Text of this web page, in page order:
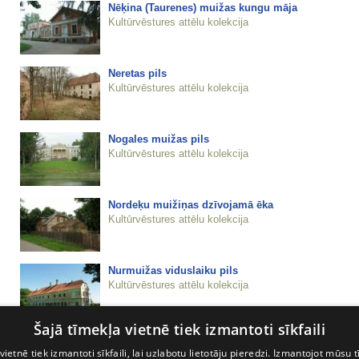
Nēķina (Taurenes) muižas kungu māja
Kultūrvēstures attēlu kolekcija
Neretas pils
Kultūrvēstures attēlu kolekcija
Nogales muižas pils
Kultūrvēstures attēlu kolekcija
Nordeķu muižiņas dzīvojamā ēka
Kultūrvēstures attēlu kolekcija
Nurmuižas viduslaiku pils
Kultūrvēstures attēlu kolekcija
Nurmuižas viduslaiku pils
Kultūrvēstures attēlu kolekcija
Šajā tīmekļa vietnē tiek izmantoti sīkfaili
tiek izmantoti sīkfaili, lai uzlabotu lietotāju pieredzi. Izmantojot mūsu